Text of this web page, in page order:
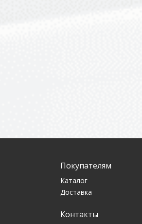
Покупателям
Каталог
Доставка
Контакты